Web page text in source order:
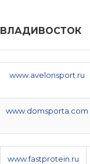
ВЛАДИВОСТОК
www.avelonsport.ru
www.domsporta.com
www.fastprotein.ru